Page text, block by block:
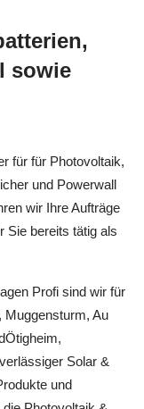
sowie
für für Photovoltaik,
und Powerwall
wir Ihre Aufträge
Sie bereits tätig als
Profi sind wir für
Muggensturm, Au
Solar &
und